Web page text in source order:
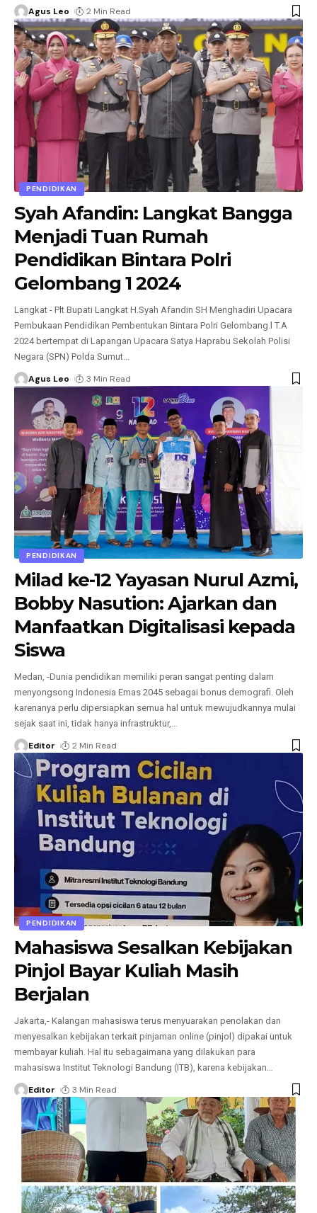
Agus Leo 2 Min Read
PENDIDIKAN
Syah Afandin: Langkat Bangga
Menjadi Tuan Rumah
Pendidikan Bintara Polri
Gelombang 1 2024
Langkat - Plt Bupati Langkat H.Syah Afandin SH Menghadiri Upacara
Pembukaan Pendidikan Pembentukan Bintara Polri Gelombang.l T.A
2024 bertempat di Lapangan Upacara Satya Haprabu Sekolah Polisi
Negara (SPN) Polda Sumut
Agus Leo 3 Min Read
PENDIDIKAN
Milad ke-12 Yayasan Nurul Azmi,
Bobby Nasution: Ajarkan dan
Manfaatkan Digitalisasi kepada
Siswa
Medan, -Dunia pendidikan memiliki peran sangat penting dalam
menyongsong Indonesia Emas 2045 sebagai bonus demografi. Oleh
karenanya perlu dipersiapkan semua hal untuk mewujudkannya mulai
sejak saat ini, tidak hanya infrastruktur,…
Editor 2 Min Read
PENDIDIKAN
Mahasiswa Sesalkan Kebijakan
Pinjol Bayar Kuliah Masih
Berjalan
Jakarta,- Kalangan mahasiswa terus menyuarakan penolakan dan
menyesalkan kebijakan terkait pinjaman online (pinjol) dipakai untuk
membayar kuliah. Hal itu sebagaimana yang dilakukan para
mahasiswa Institut Teknologi Bandung (ITB), karena kebijakan…
Editor 3 Min Read